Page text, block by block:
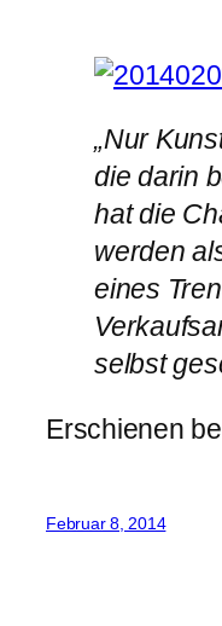
„Nur
die darin
hat die
werden
eines
selbst
Erschienen
Februar 8, 2014